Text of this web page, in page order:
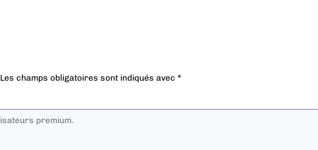
Les champs obligatoires sont indiqués avec *